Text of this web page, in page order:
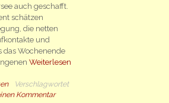
auch geschafft.
schätzen
die netten
und
das Wochenende
Weiterlesen
Verschlagwortet
Kommentar